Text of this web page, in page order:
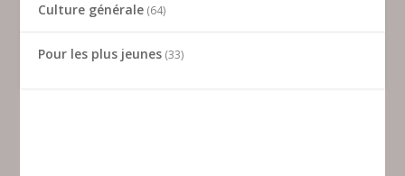
Culture générale 64
Pour les plus jeunes 33